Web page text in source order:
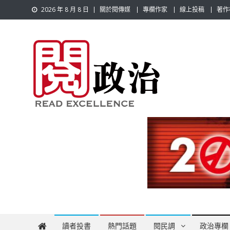
to
2026 年 8 月 8 日 關於閱傳媒 專欄作家 線上投稿 著
閱政治 Read Gov News
讀者投書 熱門話題 閱民調 政治專欄